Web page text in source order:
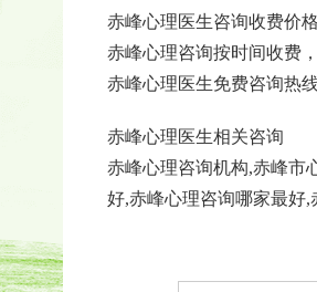
赤峰心理医生咨询收费价
赤峰心理咨询按时间收费
赤峰心理医生免费咨询热
赤峰心理医生相关咨询
赤峰心理咨询机构,赤峰市
好,赤峰心理咨询哪家最好,